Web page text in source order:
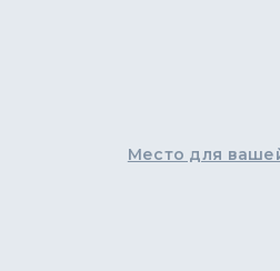
Место для